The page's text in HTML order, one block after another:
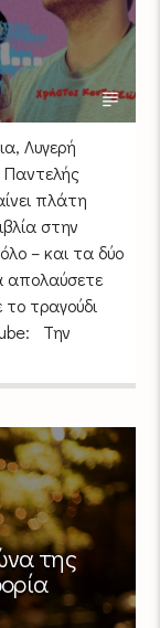
Λυγερή
πλάτη
στην
– και τα δύο
απολαύσετε
τραγούδι
Την
της